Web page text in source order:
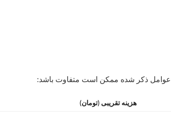
ذکر شده ممکن است متفاوت باشد:
هزینه تقریبی (تومان)